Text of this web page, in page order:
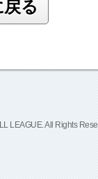
LEAGUE. All Rights